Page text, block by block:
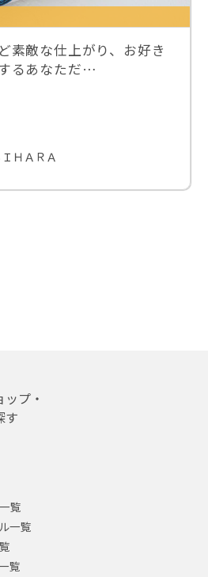
素敵な仕上がり、お好き
るあなただ…
ＨＡＲＡ
プ・
す
覧
一覧
覧